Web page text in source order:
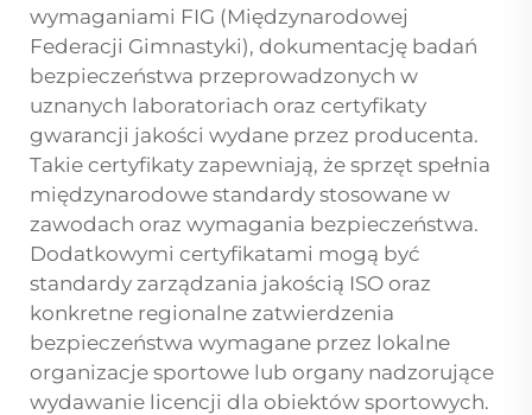
wymaganiami FIG (Międzynarodowej
Federacji Gimnastyki), dokumentację badań
bezpieczeństwa przeprowadzonych w
uznanych laboratoriach oraz certyfikaty
gwarancji jakości wydane przez producenta.
Takie certyfikaty zapewniają, że sprzęt spełnia
międzynarodowe standardy stosowane w
zawodach oraz wymagania bezpieczeństwa.
Dodatkowymi certyfikatami mogą być
standardy zarządzania jakością ISO oraz
konkretne regionalne zatwierdzenia
bezpieczeństwa wymagane przez lokalne
organizacje sportowe lub organy nadzorujące
wydawanie licencji dla obiektów sportowych.